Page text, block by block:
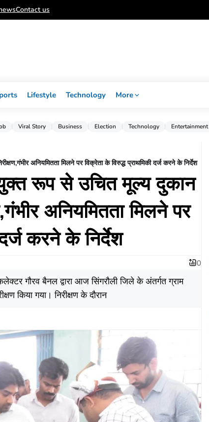
Contact us
Lifestyle Technology More
Viral Story Business Election Technology Entertainment
अनियमितता मिलने पर विक्रेता के विरुद्ध प्राथमिकी दर्ज करने के निर्देश
रूप से उचित मूल्य दुकान
अनियमितता मिलने पर
करने के निर्देश
0
गौरव बैनल द्वारा आज सिंगरौली जिले के अंतर्गत ग्राम
किया गया। निरीक्षण के दौरान